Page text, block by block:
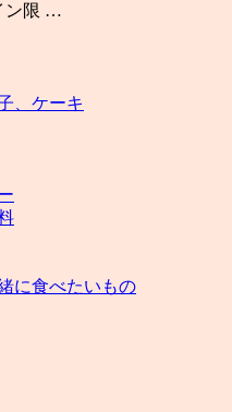
ン限 …
、ケーキ
に食べたいもの